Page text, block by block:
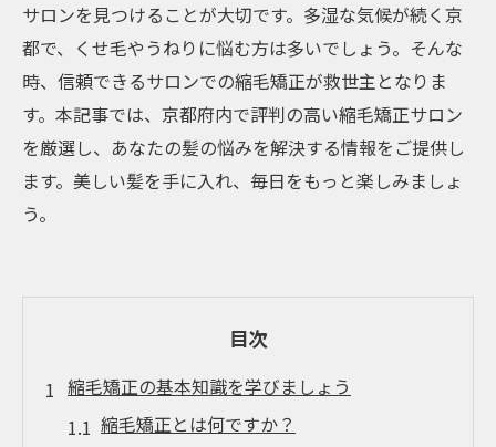
サロンを見つけることが大切です。多湿な気候が続く京
都で、くせ毛やうねりに悩む方は多いでしょう。そんな
時、信頼できるサロンでの縮毛矯正が救世主となりま
す。本記事では、京都府内で評判の高い縮毛矯正サロン
を厳選し、あなたの髪の悩みを解決する情報をご提供し
ます。美しい髪を手に入れ、毎日をもっと楽しみましょ
う。
目次
縮毛矯正の基本知識を学びましょう
縮毛矯正とは何ですか？